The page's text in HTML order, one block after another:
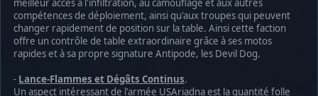
meilleur accès à l'infiltration, au camouflage et aux autres
compétences de déploiement, ainsi qu'aux troupes qui peuvent
changer rapidement de position sur la table. Ainsi cette faction
offre un contrôle de table extraordinaire grâce à ses motos
rapides et à sa propre signature Antipode, les Devil Dog.
- Lance-Flammes et Dégâts Continus.
Un aspect intéressant de l'armée USAriadna est la quantité folle